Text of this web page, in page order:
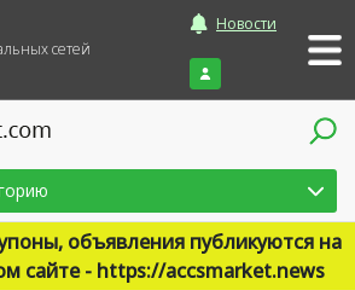
сетей
Новости
Войти
объявления публикуются на
сайте - https://accsmarket.news